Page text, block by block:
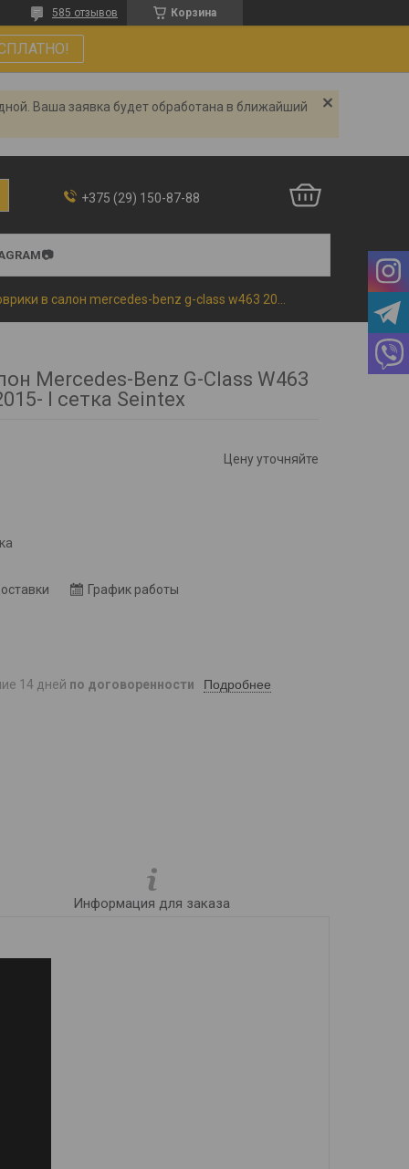
Корзина
585 отзывов
Ваша заявка будет обработана в ближайший
+375 (29) 150-87-88
Mercedes-Benz G-Class W463
l сетка Seintex
Цену уточняйте
График работы
14 дней по договоренности Подробнее
Информация для заказа